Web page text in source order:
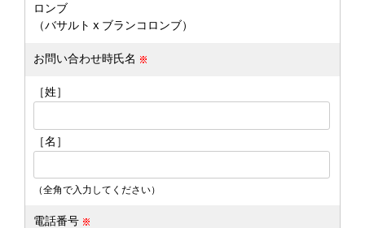
ロンブ
（バサルト x ブランコロンブ）
お問い合わせ時氏名
［姓］
［名］
（全角で入力してください）
電話番号